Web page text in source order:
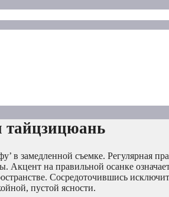
тайцзицюань
в замедленной съемке. Регулярная
Акцент на правильной осанке
Сосредоточившись
пустой ясности.